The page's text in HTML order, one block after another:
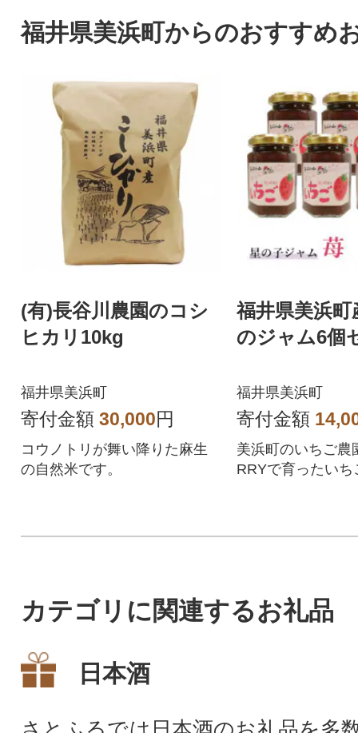
福井県美浜町からのおすすめ
(有)長谷川農園のコシ
ヒカリ10kg
福井県美浜町
寄付金額 30,000円
コウノトリが舞い降りた麻生
の自然米です。
福井県美浜
のジャム6個
福井県美浜町
寄付金額
美浜町のいちご農
RRYで育ったいち
カテゴリに関連するお礼品
日本酒